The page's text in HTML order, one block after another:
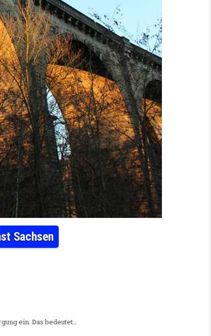
Sachsen
(M/W/D) BEIM MEDIZINISCHEN DIENST SACHSEN
ein. Das bedeutet…